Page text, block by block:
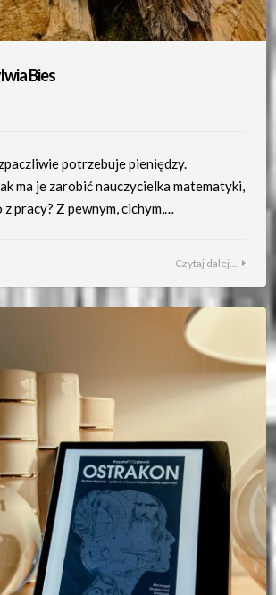
Bies
potrzebuje pieniędzy.
ma je zarobić nauczycielka matematyki,
pracy? Z pewnym, cichym,…
Czytaj dalej...